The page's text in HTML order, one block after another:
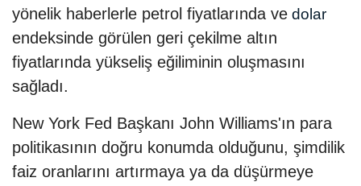
yönelik haberlerle petrol fiyatlarında ve dolar
endeksinde görülen geri çekilme altın
fiyatlarında yükseliş eğiliminin oluşmasını
sağladı.
New York Fed Başkanı John Williams'ın para
politikasının doğru konumda olduğunu, şimdilik
faiz oranlarını artırmaya ya da düşürmeye